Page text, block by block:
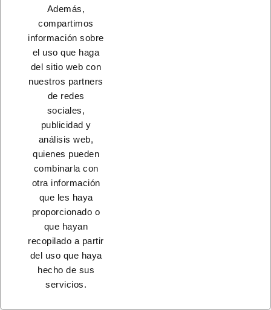
CONTACTO
NUESTRA EMPRESA
© 2023 - Coferdroza, S. Coop. Ltda.
Además,
compartimos
información sobre
el uso que haga
del sitio web con
nuestros partners
de redes
sociales,
publicidad y
análisis web,
quienes pueden
combinarla con
otra información
que les haya
proporcionado o
que hayan
recopilado a partir
del uso que haya
hecho de sus
servicios.